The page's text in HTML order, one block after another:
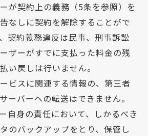
が契約上の義務（5条を参照）を
なしに契約を解除することがで
契約義務違反は民事、刑事訴訟
ザーがすでに支払った料金の残
い戻しは行いません。
ビスに関連する情報の、第三者
ーバーへの転送はできません。
自身の責任において、しかるべき
のバックアップをとり、保管し